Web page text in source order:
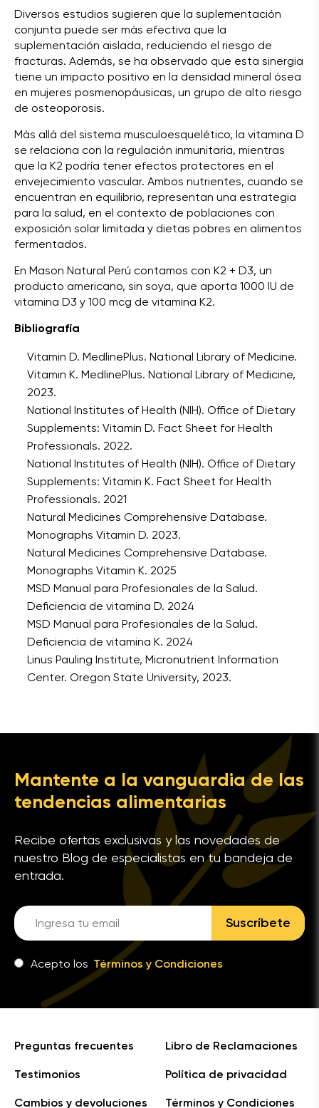
Diversos estudios sugieren que la suplementación
conjunta puede ser más efectiva que la
suplementación aislada, reduciendo el riesgo de
fracturas. Además, se ha observado que esta sinergia
tiene un impacto positivo en la densidad mineral ósea
en mujeres posmenopáusicas, un grupo de alto riesgo
de osteoporosis.
Más allá del sistema musculoesquelético, la vitamina D
se relaciona con la regulación inmunitaria, mientras
que la K2 podría tener efectos protectores en el
envejecimiento vascular. Ambos nutrientes, cuando se
encuentran en equilibrio, representan una estrategia
para la salud, en el contexto de poblaciones con
exposición solar limitada y dietas pobres en alimentos
fermentados.
En Mason Natural Perú contamos con K2 + D3, un
producto americano, sin soya, que aporta 1000 IU de
vitamina D3 y 100 mcg de vitamina K2.
Bibliografía
Vitamin D. MedlinePlus. National Library of Medicine.
Vitamin K. MedlinePlus. National Library of Medicine,
2023.
National Institutes of Health (NIH). Office of Dietary
Supplements: Vitamin D. Fact Sheet for Health
Professionals. 2022.
National Institutes of Health (NIH). Office of Dietary
Supplements: Vitamin K. Fact Sheet for Health
Professionals. 2021
Natural Medicines Comprehensive Database.
Monographs Vitamin D. 2023.
Natural Medicines Comprehensive Database.
Monographs Vitamin K. 2025
MSD Manual para Profesionales de la Salud.
Deficiencia de vitamina D. 2024
MSD Manual para Profesionales de la Salud.
Deficiencia de vitamina K. 2024
Linus Pauling Institute, Micronutrient Information
Center. Oregon State University, 2023.
Mantente a la vanguardia de las
tendencias alimentarias
Recibe ofertas exclusivas y las novedades de
nuestro Blog de especialistas en tu bandeja de
entrada.
Suscríbete
Acepto los Términos y Condiciones
Preguntas frecuentes
Testimonios
Cambios y devoluciones
Libro de Reclamaciones
Política de privacidad
Términos y Condiciones